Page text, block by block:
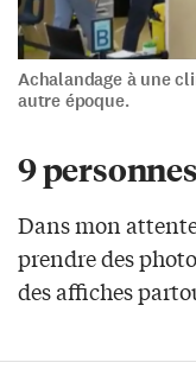
Achalandage à une
autre époque.
9
Dans mon
prendre des
des affiches